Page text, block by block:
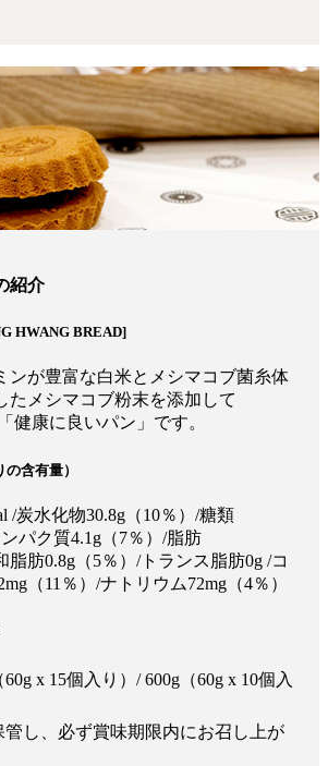
紹介
HWANG BREAD]
ンが豊富な白米とメシマコブ菌糸体
たメシマコブ粉末を添加して
健康に良いパン」です。
含有量）
/炭水化物30.8g（10％）/糖類
パク質4.1g（7％）/脂肪
脂肪0.8g（5％）/トランス脂肪0g /コ
（11％）/ナトリウム72mg（4％）
60g x 15個入り）/ 600g（60g x 10個入
管し、必ず賞味期限内にお召し上が